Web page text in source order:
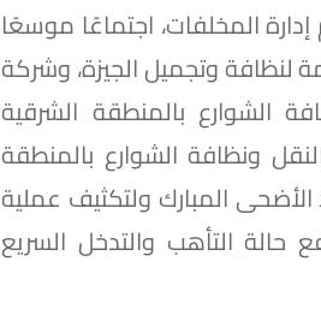
المخلفات، اجتماعًا موسعًا
لنظافة وتجميل الجيزة، وشركة
الشوارع بالمنطقة الشرقية
ونظافة الشوارع بالمنطقة
المبارك ولتكثيف عملية
حالة التأهب والتدخل السريع